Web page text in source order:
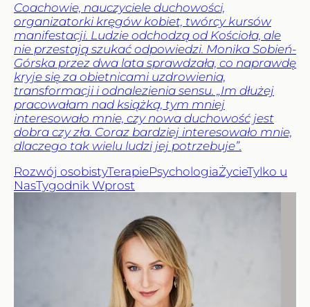
Coachowie, nauczyciele duchowości,
organizatorki kręgów kobiet, twórcy kursów
manifestacji. Ludzie odchodzą od Kościoła, ale
nie przestają szukać odpowiedzi. Monika Sobień-
Górska przez dwa lata sprawdzała, co naprawdę
kryje się za obietnicami uzdrowienia,
transformacji i odnalezienia sensu. „Im dłużej
pracowałam nad książką, tym mniej
interesowało mnie, czy nowa duchowość jest
dobra czy zła. Coraz bardziej interesowało mnie,
dlaczego tak wielu ludzi jej potrzebuje”.
Rozwój osobistyTerapiePsychologiaŻycieTylko u
NasTygodnik Wprost